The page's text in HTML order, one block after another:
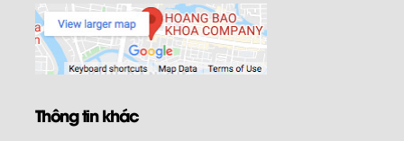
Thông tin khác